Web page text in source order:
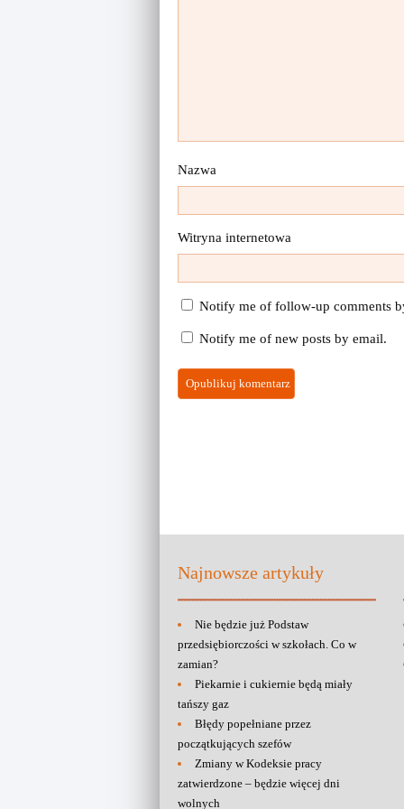
Nazwa
Witryna internetowa
Notify me of follow-up comments
Notify me of new posts by email.
Najnowsze artykuły
Nie będzie już Podstaw
przedsiębiorczości w szkołach. Co w
zamian?
Piekarnie i cukiernie będą miały
tańszy gaz
Błędy popełniane przez
początkujących szefów
Zmiany w Kodeksie pracy
zatwierdzone – będzie więcej dni
wolnych